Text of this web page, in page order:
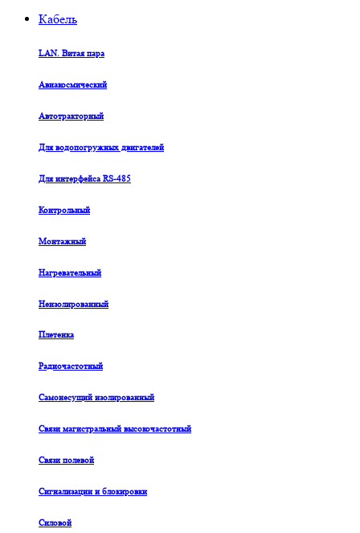
Кабель
LAN. Витая пара
Авиакосмический
Автотракторный
Для водопогружных двигателей
Для интерфейса RS-485
Контрольный
Монтажный
Нагревательный
Неизолированный
Плетенка
Радиочастотный
Самонесущий изолированный
Связи магистральный высокочастотный
Связи полевой
Сигнализации и блокировки
Силовой